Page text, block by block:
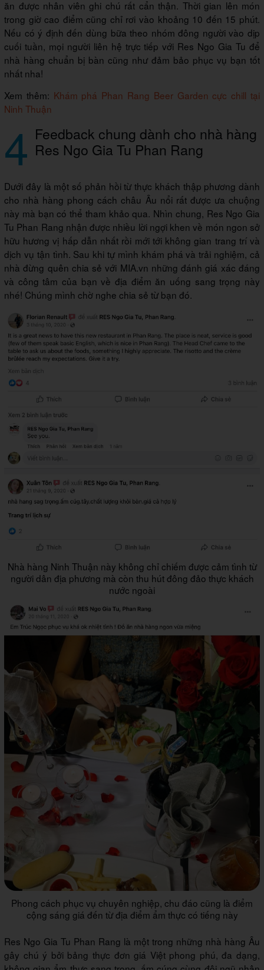
ăn được nhân viên ghi chú rất cẩn thận. Thời gian lên món
trong giờ cao điểm cũng chỉ rơi vào khoảng 10 đến 15 phút.
Nếu có ý định đến dùng bữa theo nhóm đông người vào dịp
cuối tuần, mọi người liên hệ trực tiếp với Res Ngo Gia Tu để
nhà hàng chuẩn bị bàn cũng như đảm bảo phục vụ bạn tốt
nhất nha!
Xem thêm: Khám phá Phan Rang Beer Garden cực chill tại
Ninh Thuận
4 Feedback chung dành cho nhà hàng
Res Ngo Gia Tu Phan Rang
Dưới đây là một số phản hồi từ thực khách thập phương dành
cho nhà hàng phong cách châu Âu nổi rất được ưa chuộng
này mà bạn có thể tham khảo qua. Nhìn chung, Res Ngo Gia
Tu Phan Rang nhận được nhiều lời ngợi khen về món ngon sở
hữu hương vị hấp dẫn nhất rồi mới tới không gian trang trí và
dịch vụ tận tình. Sau khi tự mình khám phá và trải nghiệm, cả
nhà đừng quên chia sẻ với MIA.vn những đánh giá xác đáng
và công tâm của bạn về địa điểm ăn uống sang trọng này
nhé! Chúng mình chờ nghe chia sẻ từ bạn đó.
Nhà hàng Ninh Thuận này không chỉ chiếm được cảm tình từ
người dân địa phương mà còn thu hút đông đảo thực khách
nước ngoài
Phong cách phục vụ chuyên nghiệp, chu đáo cũng là điểm
cộng sáng giá đến từ địa điểm ẩm thực có tiếng này
Res Ngo Gia Tu Phan Rang là một trong những nhà hàng Âu
gây chú ý bởi bảng thực đơn giá Việt phong phú, đa dạng,